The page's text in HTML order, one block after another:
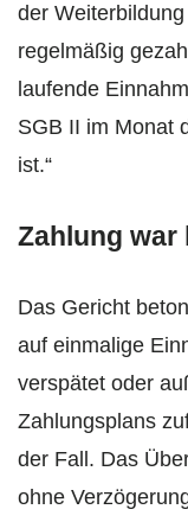
der
regelmäßig
laufende
SGB II im Monat
ist.“
Zahlung war
Das Gericht
auf einmalige
verspätet oder
Zahlungsplans
der Fall. Das
ohne